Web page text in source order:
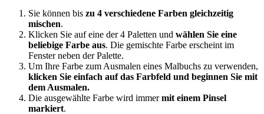
Sie können bis zu 4 verschiedene Farben gleichzeitig
mischen.
Klicken Sie auf eine der 4 Paletten und wählen Sie eine
beliebige Farbe aus. Die gemischte Farbe erscheint im
Fenster neben der Palette.
Um Ihre Farbe zum Ausmalen eines Malbuchs zu verwenden,
klicken Sie einfach auf das Farbfeld und beginnen Sie mit
dem Ausmalen.
Die ausgewählte Farbe wird immermit einem Pinsel
markiert.